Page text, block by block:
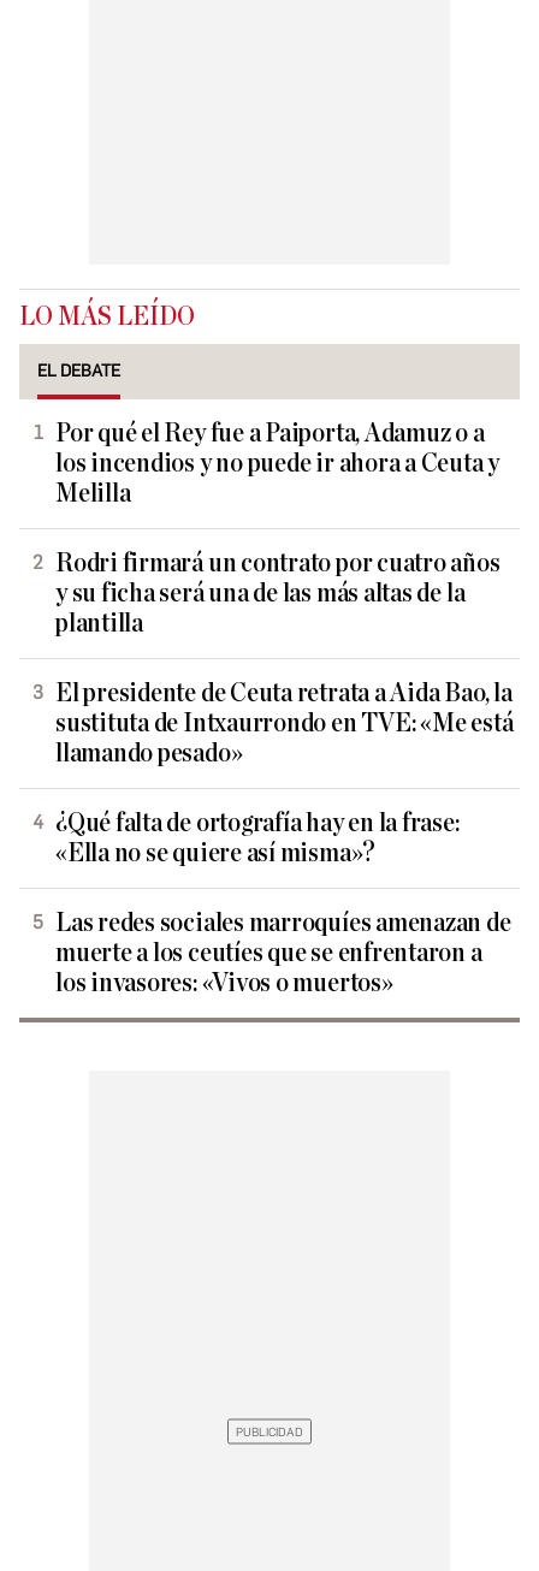
LO MÁS LEÍDO
EL DEBATE
Por qué el Rey fue a Paiporta, Adamuz o a
los incendios y no puede ir ahora a Ceuta y
Melilla
Rodri firmará un contrato por cuatro años
y su ficha será una de las más altas de la
plantilla
El presidente de Ceuta retrata a Aida Bao, la
sustituta de Intxaurrondo en TVE: «Me está
llamando pesado»
¿Qué falta de ortografía hay en la frase:
«Ella no se quiere así misma»?
Las redes sociales marroquíes amenazan de
muerte a los ceutíes que se enfrentaron a
los invasores: «Vivos o muertos»